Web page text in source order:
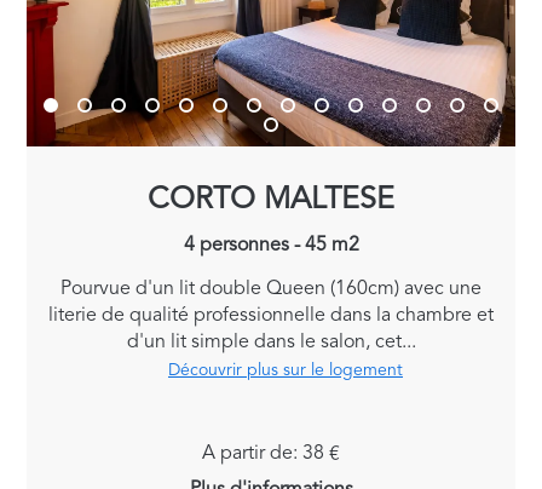
CORTO MALTESE
4 personnes - 45 m2
Pourvue d'un lit double Queen (160cm) avec une
literie de qualité professionnelle dans la chambre et
d'un lit simple dans le salon, cet...
Découvrir plus sur le logement
A partir de: 38 €